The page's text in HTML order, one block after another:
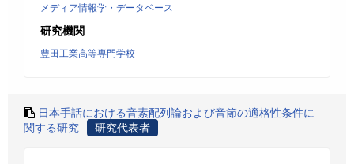
メディア情報学・データベース
研究機関
豊田工業高等専門学校
日本手話における音素配列論および音節の適格性条件に
関する研究
研究代表者